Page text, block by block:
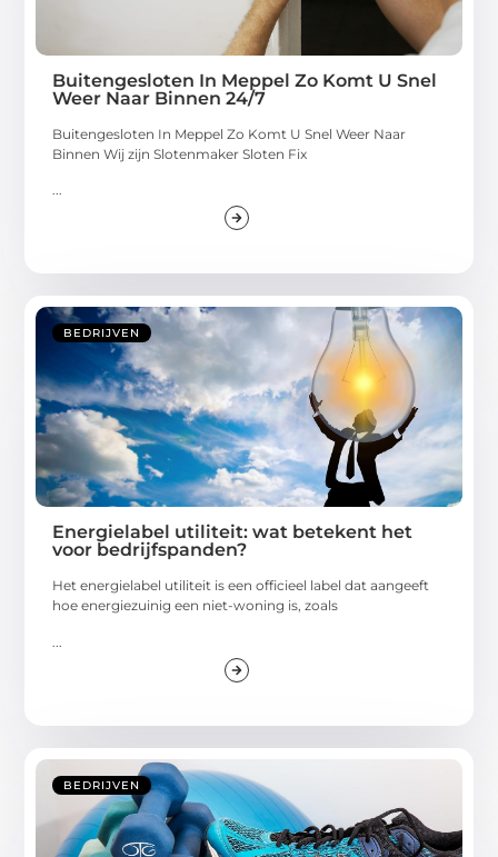
Buitengesloten In Meppel Zo Komt U Snel
Weer Naar Binnen 24/7
Buitengesloten In Meppel Zo Komt U Snel Weer Naar
Binnen Wij zijn Slotenmaker Sloten Fix
...
BEDRIJVEN
Energielabel utiliteit: wat betekent het
voor bedrijfspanden?
Het energielabel utiliteit is een officieel label dat aangeeft
hoe energiezuinig een niet-woning is, zoals
BEDRIJVEN